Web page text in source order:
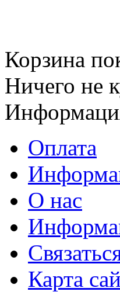
Корзина
Ничего не
Оплата
О нас
Карта